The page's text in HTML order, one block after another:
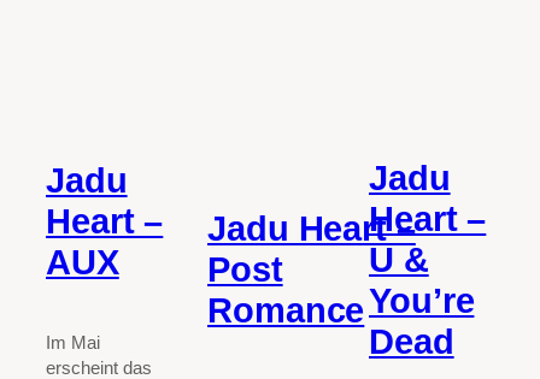
Jadu
Heart –
AUX
Im Mai
erscheint das
Jadu Heart –
Post
Romance
Jadu
Heart –
U &
You’re
Dead